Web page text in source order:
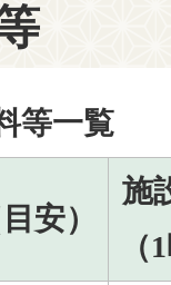
等一覧
安）
施